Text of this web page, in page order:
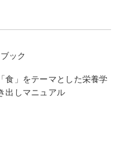
ック
食」をテーマとした栄養学
出しマニュアル